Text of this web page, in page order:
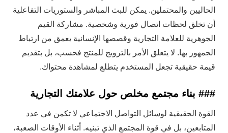
الحاليين والمحتملين. يمكن للبث المباشر والستوريات التفاعلية
أن تخلق لحظات اتصال فورية وشخصية. مشاركة القيم
الجوهرية للعلامة التجارية وقصصها الإنسانية يعمق من ارتباط
الجمهور بها. لا يتعلق الأمر بالترويج للمنتج فحسب، بل بتقديم
قيمة حقيقية تجعل المستخدم يتطلع لمشاهدة محتواك.
### بناء مجتمع مخلص حول علامتك التجارية
القوة الحقيقية لوسائل التواصل الاجتماعي لا تكمن في عدد
المتابعين، بل في قوة المجتمع الذي تبنيه. أثناء الأوقات الصعبة،